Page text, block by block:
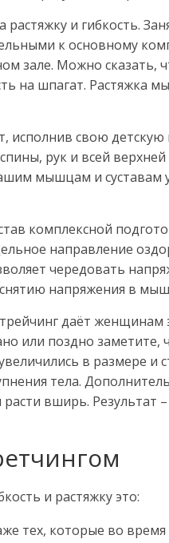
и гибкость.
к основному
зале. Можно сказать,
на шпагат. Растяжка
исполнив свою детскую
рук и всей верхней
мышцам и суставам
комплексной
направление
чередовать
напряжения в
даёт женщинам
или поздно заметите,
в размере и
тела.
вширь. Результат –
и растяжку это:
тех, которые во